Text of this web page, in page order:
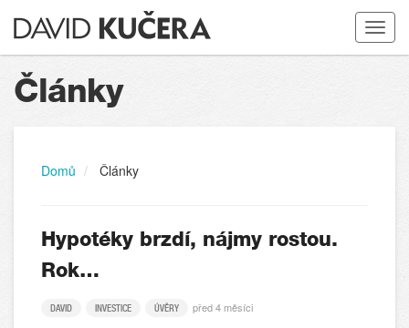
Toggle
Články
Domů Články
Hypotéky brzdí, nájmy rostou.
Rok…
DAVID INVESTICE ÚVĚRY před 4 měsíci